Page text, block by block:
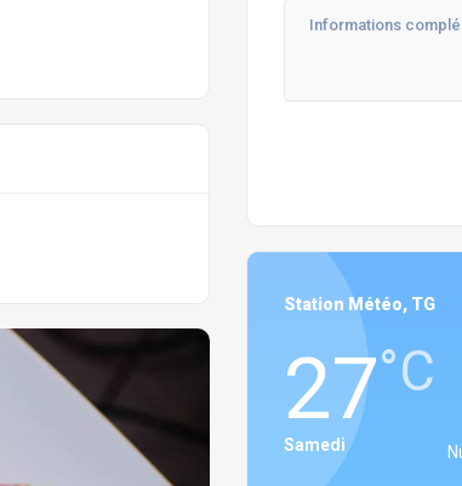
Station Météo, TG
27°C
Samedi